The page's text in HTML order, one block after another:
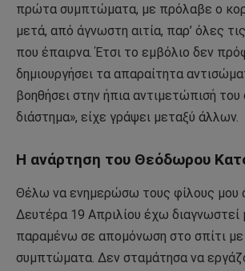
πρώτα συμπτώματα, με πρόλαβε ο
μετά, από άγνωστη αιτία, παρ’ όλες
που έπαιρνα. Έτσι το εμβόλιο δεν
δημιουργήσει τα απαραίτητα
βοηθήσει στην ήπια αντιμετώπισή
διάστημα», είχε γράψει μεταξύ άλλων.
Η ανάρτηση του Θεόδωρου
Θέλω να ενημερώσω τους φίλους μου
Δευτέρα 19 Απριλίου έχω διαγνωστεί
παραμένω σε απομόνωση στο σπίτι με
συμπτώματα. Δεν σταμάτησα να